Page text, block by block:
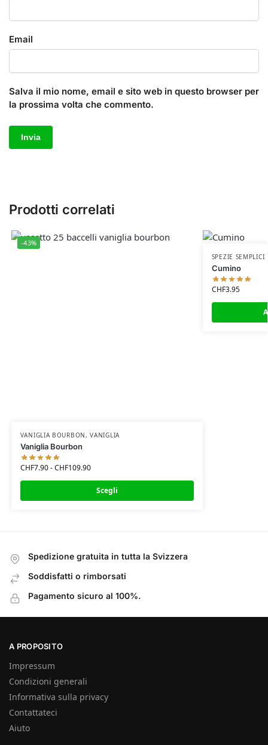
Email
Salva il mio nome, email e sito web in questo browser per
la prossima volta che commento.
Prodotti correlati
-43%
VANIGLIA BOURBON,VANIGLIA
Vaniglia Bourbon
CHF7.90-CHF109.90
Scegli
SPEZIE SEMPLICI
Cumino
CHF3.95
Spedizione gratuita in tutta la Svizzera
Soddisfatti o rimborsati
Pagamento sicuro al 100%.
A PROPOSITO
Impressum
Condizioni generali
Informativa sulla privacy
Contattateci
Aiuto